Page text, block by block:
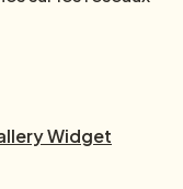
Widget